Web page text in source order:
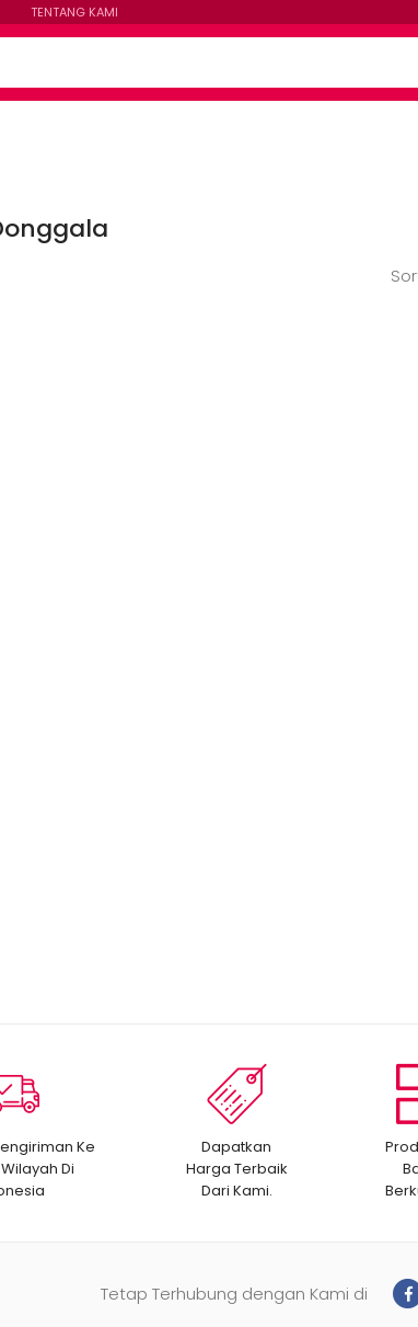
TENTANG KAMI
Ke
Di
Dapatkan
Harga Terbaik
Dari Kami.
Tetap Terhubung dengan Kami di